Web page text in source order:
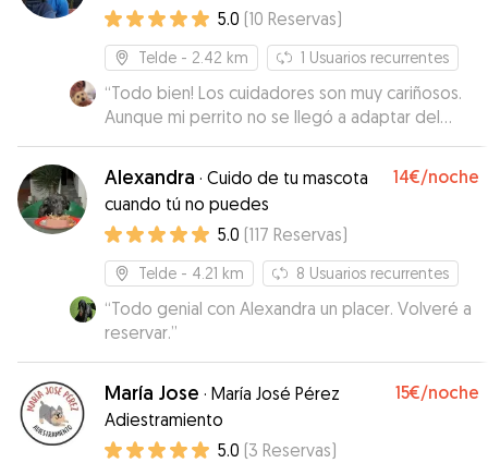
5.0 (10 Reservas)
Telde - 2.42 km 1 Usuarios recurrentes
“Todo bien! Los cuidadores son muy cariñosos.
Aunque mi perrito no se llegó a adaptar del
todo con los perros grandes.”
Alexandra · Cuido de tu mascota
cuando tú no puedes
14€/noche
5.0 (117 Reservas)
Telde - 4.21 km 8 Usuarios recurrentes
“Todo genial con Alexandra un placer. Volveré a
reservar.”
María Jose · María José Pérez
Adiestramiento
15€/noche
5.0 (3 Reservas)